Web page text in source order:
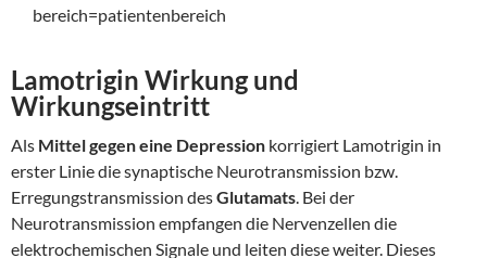
bereich=patientenbereich
Lamotrigin Wirkung und
Wirkungseintritt
Als Mittel gegen eine Depression korrigiert Lamotrigin in
erster Linie die synaptische Neurotransmission bzw.
Erregungstransmission desGlutamats. Bei der
Neurotransmission empfangen die Nervenzellen die
elektrochemischen Signale und leiten diese weiter. Dieses